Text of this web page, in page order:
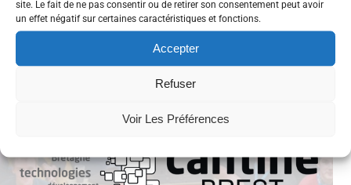
site. Le fait de ne pas consentir ou de retirer son consentement peut avoir
un effet négatif sur certaines caractéristiques et fonctions.
Accepter
Refuser
Voir Les Préférences